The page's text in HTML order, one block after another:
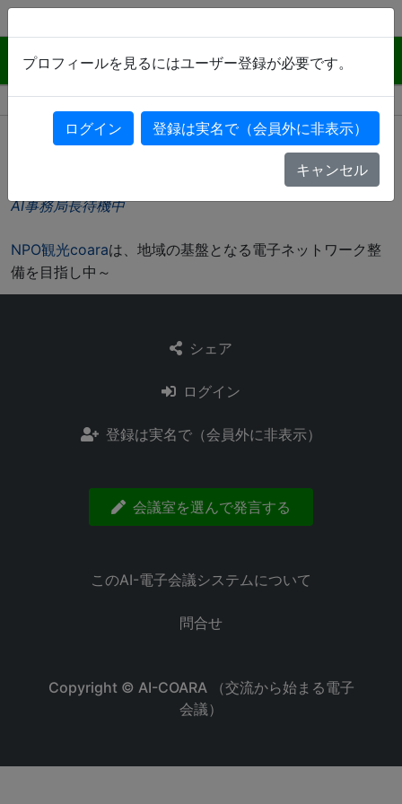
会議室を選んで発言する ログイン 登録は実名で（会員外に非表示）
大分に限らずどなたでも登録歓迎 です。AIモデレター（試
使い方・注意事項はこちら）
AI事務局長待機中
NPO観光coaraは、地域の基盤となる電子ネットワーク整
備を目指し中～
シェア
ログイン
登録は実名で（会員外に非表示）
会議室を選んで発言する
このAI-電子会議システムについて
問合せ
Copyright © AI-COARA （交流から始まる電子
会議）
プロフィールを見るにはユーザー登録が必要です。
ログイン 登録は実名で（会員外に非表示）
キャンセル